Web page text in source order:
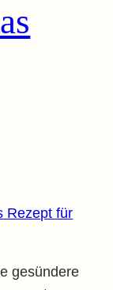
gesündere